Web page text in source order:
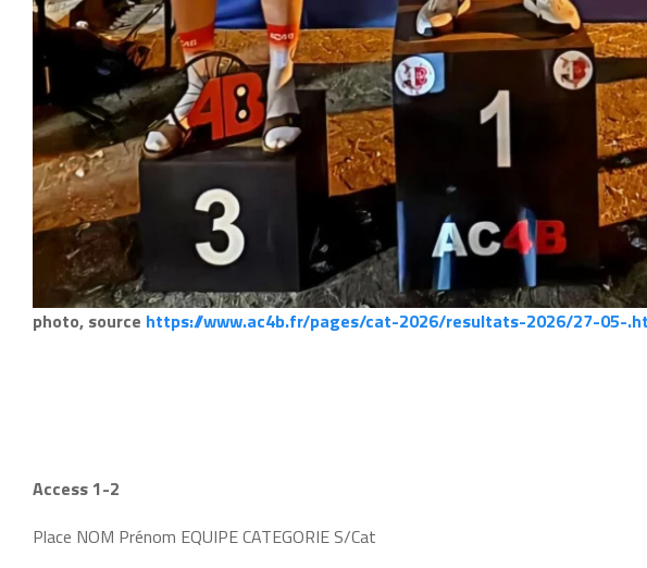
photo, source https://www.ac4b.fr/pages/cat-2026/resultats-2026/27-05-
Access 1-2
Place NOM Prénom EQUIPE CATEGORIE S/Cat